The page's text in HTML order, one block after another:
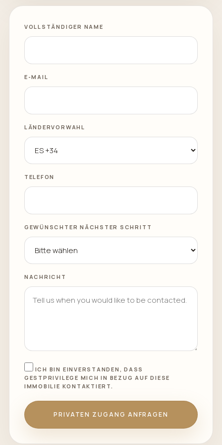
VOLLSTÄNDIGER NAME
E-MAIL
LÄNDERVORWAHL
TELEFON
GEWÜNSCHTER NÄCHSTER SCHRITT
NACHRICHT
ICH BIN EINVERSTANDEN, DASS
GESTPRIVILEGE MICH IN BEZUG AUF DIESE
IMMOBILIE KONTAKTIERT.
PRIVATEN ZUGANG ANFRAGEN